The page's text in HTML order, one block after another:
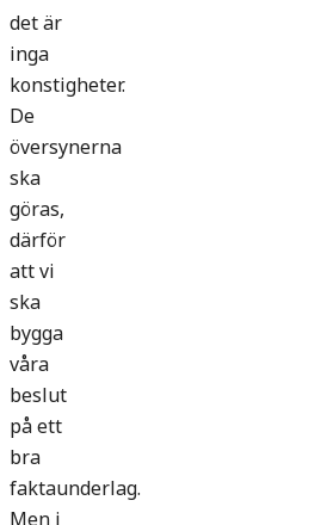
det är
inga
konstigheter.
De
översynerna
ska
göras,
därför
att vi
ska
bygga
våra
beslut
på ett
bra
faktaunderlag.